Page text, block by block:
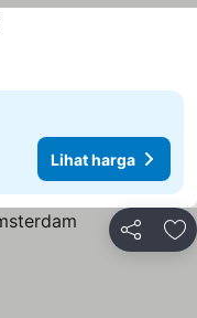
Lihat harga
Bagikan